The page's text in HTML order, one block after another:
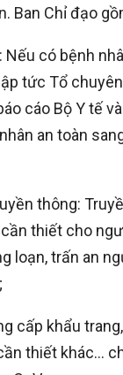
Ban Chỉ đạo
Nếu có bệnh
tức Tổ
cáo Bộ Y tế
an toàn
thông:
thiết cho
loạn, trấn an
cấp khẩu
thiết khác…